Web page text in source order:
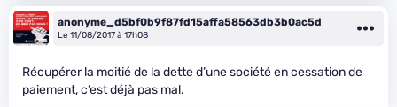
anonyme_d5bf0b9f87fd15affa58563db3b0ac5d
Le 11/08/2017 à 17h08
Récupérer la moitié de la dette d’une société en cessation de
paiement, c’est déjà pas mal.